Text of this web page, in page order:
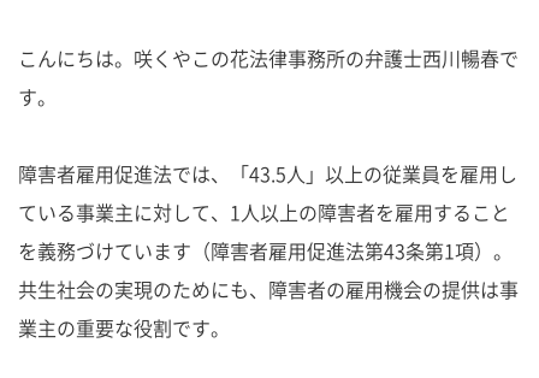
こんにちは。咲くやこの花法律事務所の弁護士西川暢春で
す。
障害者雇用促進法では、「43.5人」以上の従業員を雇用し
ている事業主に対して、1人以上の障害者を雇用すること
を義務づけています（障害者雇用促進法第43条第1項）。
共生社会の実現のためにも、障害者の雇用機会の提供は事
業主の重要な役割です。